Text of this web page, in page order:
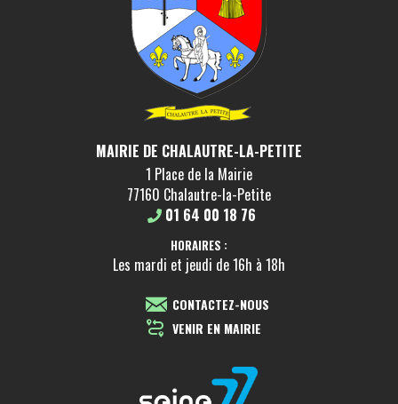
MAIRIE DE CHALAUTRE-LA-PETITE
1 Place de la Mairie
77160 Chalautre-la-Petite
01 64 00 18 76
HORAIRES :
Les mardi et jeudi de 16h à 18h
CONTACTEZ-NOUS
VENIR EN MAIRIE